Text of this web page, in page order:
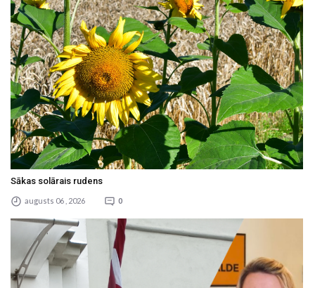
Sākas solārais rudens
augusts 06 , 2026 0